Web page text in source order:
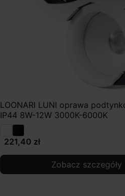
LOONARI LUNI oprawa
IP44 8W-12W 3000K-6000K
221,40 zł
Zobacz szczegóły